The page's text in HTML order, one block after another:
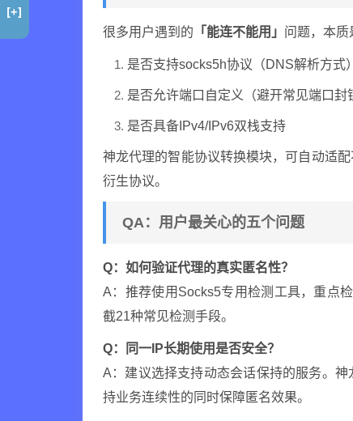
很多用户遇到的 「能连不能用」 问题，本质
是否支持socks5h协议（DNS解析方式）
是否允许端口自定义（避开常见端口封
是否具备IPv4/IPv6双栈支持
神龙代理的智能协议转换模块，可自动适
衍生协议。
QA：用户最关心的五个问题
Q：如何验证代理的真实匿名性？
A：推荐使用Socks5专用检测工具，重点
截21种常见检测手段。
Q：同一IP长期使用是否安全？
A：建议选择支持动态会话保持的服务。
持业务连续性的同时保障匿名效果。
[+]